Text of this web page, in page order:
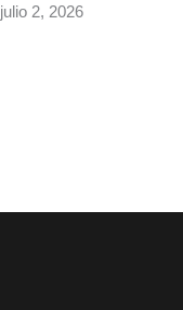
julio 2, 2026